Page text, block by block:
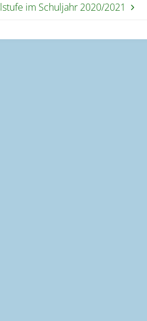
im Schuljahr 2020/2021